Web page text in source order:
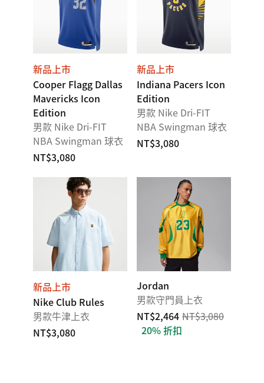
新品上市
Cooper Flagg Dallas
Mavericks Icon
Edition
男款 Nike Dri-FIT
NBA Swingman 球衣
NT$3,080
新品上市
Indiana Pacers Icon
Edition
男款 Nike Dri-FIT
NBA Swingman 球衣
NT$3,080
新品上市
Nike Club Rules
男款牛津上衣
NT$3,080
Jordan
男款守門員上衣
NT$2,464 NT$3,080
20% 折扣